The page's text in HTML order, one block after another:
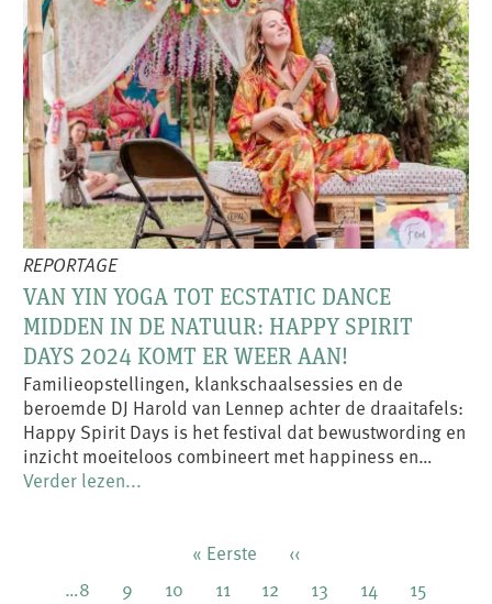
REPORTAGE
VAN YIN YOGA TOT ECSTATIC DANCE
MIDDEN IN DE NATUUR: HAPPY SPIRIT
DAYS 2024 KOMT ER WEER AAN!
Familieopstellingen, klankschaalsessies en de
beroemde DJ Harold van Lennep achter de draaitafels:
Happy Spirit Days is het festival dat bewustwording en
inzicht moeiteloos combineert met happiness en…
Verder lezen...
Eerste
« Eerste
Vorige
‹‹
Pagina
…8 Pagina
9 Pagina
10 Pagina
11
Huidige
12 Pagina
13 Pagina
14 Pagina
15